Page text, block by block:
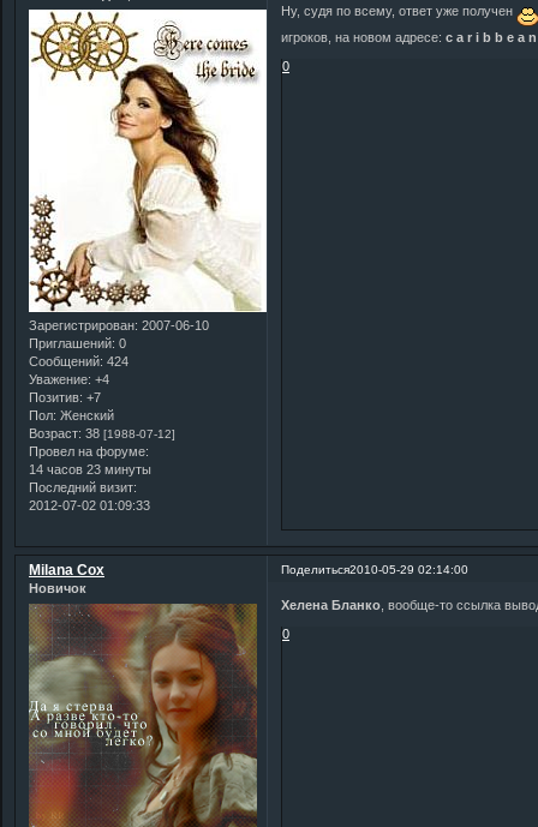
Зарегистрирован: 2007-06-10
Приглашений: 0
Сообщений: 424
Уважение: +4
Позитив: +7
Пол: Женский
Возраст: 38 [1988-07-12]
Провел на форуме:
14 часов 23 минуты
Последний визит:
2012-07-02 01:09:33
Ну, судя по всему, ответ уже получен
игроков, на новом адресе:c a r i b b e a
0
Поделиться2010-05-29 02:14:00
Milana Cox
Новичок
Хелена Бланко , вообще-то ссылка
0